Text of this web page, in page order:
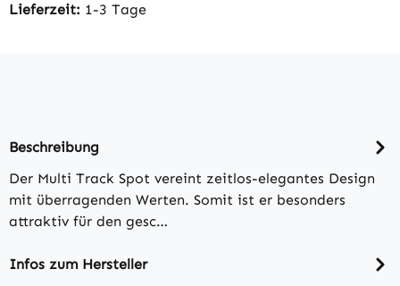
Lieferzeit: 1-3 Tage
Beschreibung
Der Multi Track Spot vereint zeitlos-elegantes Design
mit überragenden Werten. Somit ist er besonders
attraktiv für den gesc…
Infos zum Hersteller